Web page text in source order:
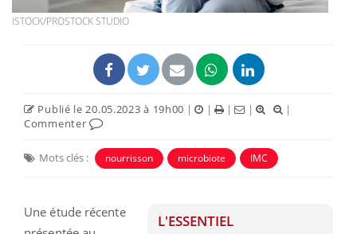
ISTOCK/PROSTOCK STUDIO
Publié le 20.05.2023 à 19h00 | | | |
|
Commenter
Mots clés : nourrisson microbiote IMC
L'ESSENTIEL
Une étude récente